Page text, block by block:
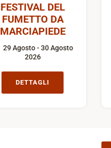
FESTIVAL DEL
FUMETTO DA
MARCIAPIEDE
29 Agosto - 30 Agosto
2026
DETTAGLI